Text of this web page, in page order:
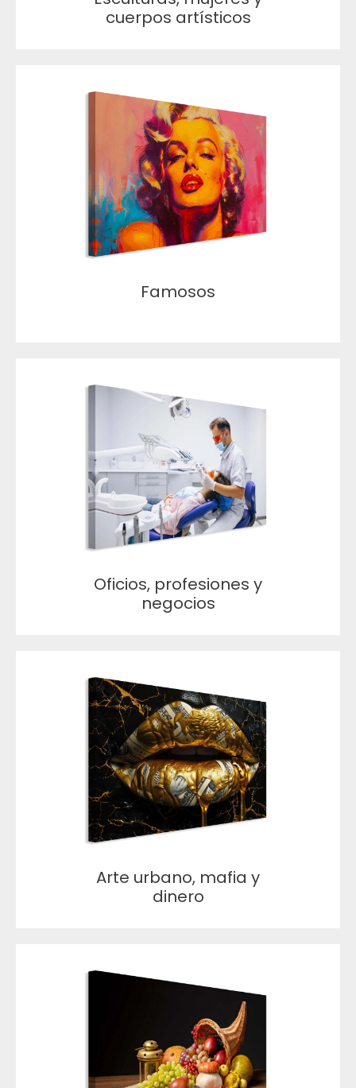
cuerpos artísticos
Famosos
Oficios, profesiones y
negocios
Arte urbano, mafia y
dinero